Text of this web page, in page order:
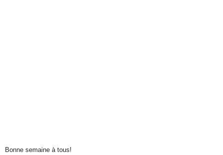
Bonne semaine à tous!